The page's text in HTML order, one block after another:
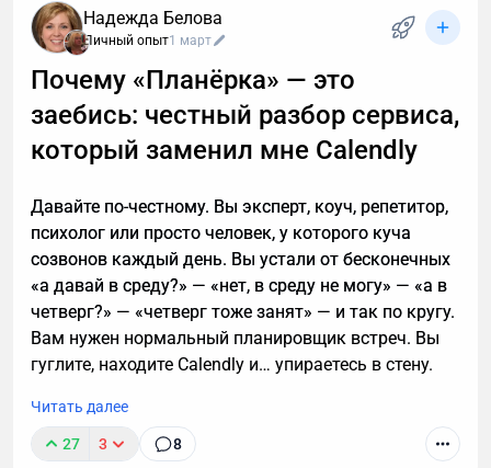
4 уровнями клиента с автоматическим
повышением, бонусами, реферальной программой
и оплатой подарочными сертификатами:
объясняем, что и зачем сделали, и показываем
скриншотами, как это видит покупатель и
менеджер.
Надежда Белова
Личный опыт1 март
Почему «Планёрка» — это
заебись: честный разбор сервиса,
который заменил мне Calendly
Давайте по-честному. Вы эксперт, коуч, репетитор,
психолог или просто человек, у которого куча
созвонов каждый день. Вы устали от бесконечных
«а давай в среду?» — «нет, в среду не могу» — «а в
четверг?» — «четверг тоже занят» — и так по кругу.
Вам нужен нормальный планировщик встреч. Вы
гуглите, находите Calendly и… упираетесь в стену.
Читать далее
27 3 8